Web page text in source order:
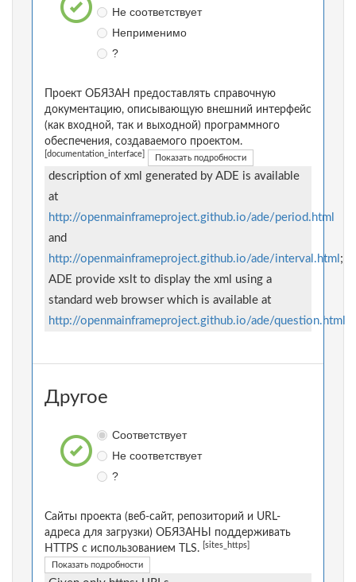
Не соответствует
Неприменимо
?
Проект ОБЯЗАН предоставлять справочную
документацию, описывающую внешний интерфейс
(как входной, так и выходной) программного
обеспечения, создаваемого проектом.
[documentation_interface] Показать подробности
description of xml generated by ADE is available
at
http://openmainframeproject.github.io/ade/period.html
and
http://openmainframeproject.github.io/ade/interval.html ;
ADE provide xslt to display the xml using a
standard web browser which is available at
http://openmainframeproject.github.io/ade/question.html
Другое
Соответствует
Не соответствует
?
Сайты проекта (веб-сайт, репозиторий и URL-
адреса для загрузки) ОБЯЗАНЫ поддерживать
HTTPS с использованием TLS.
[sites_https]
Показать подробности